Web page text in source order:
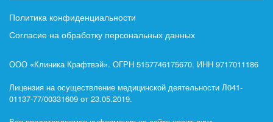
Политика конфиденциальности
Согласие на обработку персональных данных
ООО «Клиника Крафтвэй». ОГРН 5157746175670. ИНН 9717011186
Лицензия на осуществление медицинской деятельности Л041-
01137-77/00331609 от 23.05.2019.